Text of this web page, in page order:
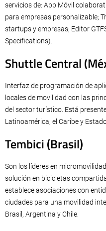
servicios de: App Móvil
para empresas personalizable;
startups y empresas; Editor
Specifications).
Shuttle Central
Interfaz de programación de
locales de movilidad con las
del sector turístico. Está
Latinoamérica, el Caribe y
Tembici (Brasil)
Son los líderes en
solución en bicicletas
establece asociaciones con
ciudades para una movilidad
Brasil, Argentina y Chile.